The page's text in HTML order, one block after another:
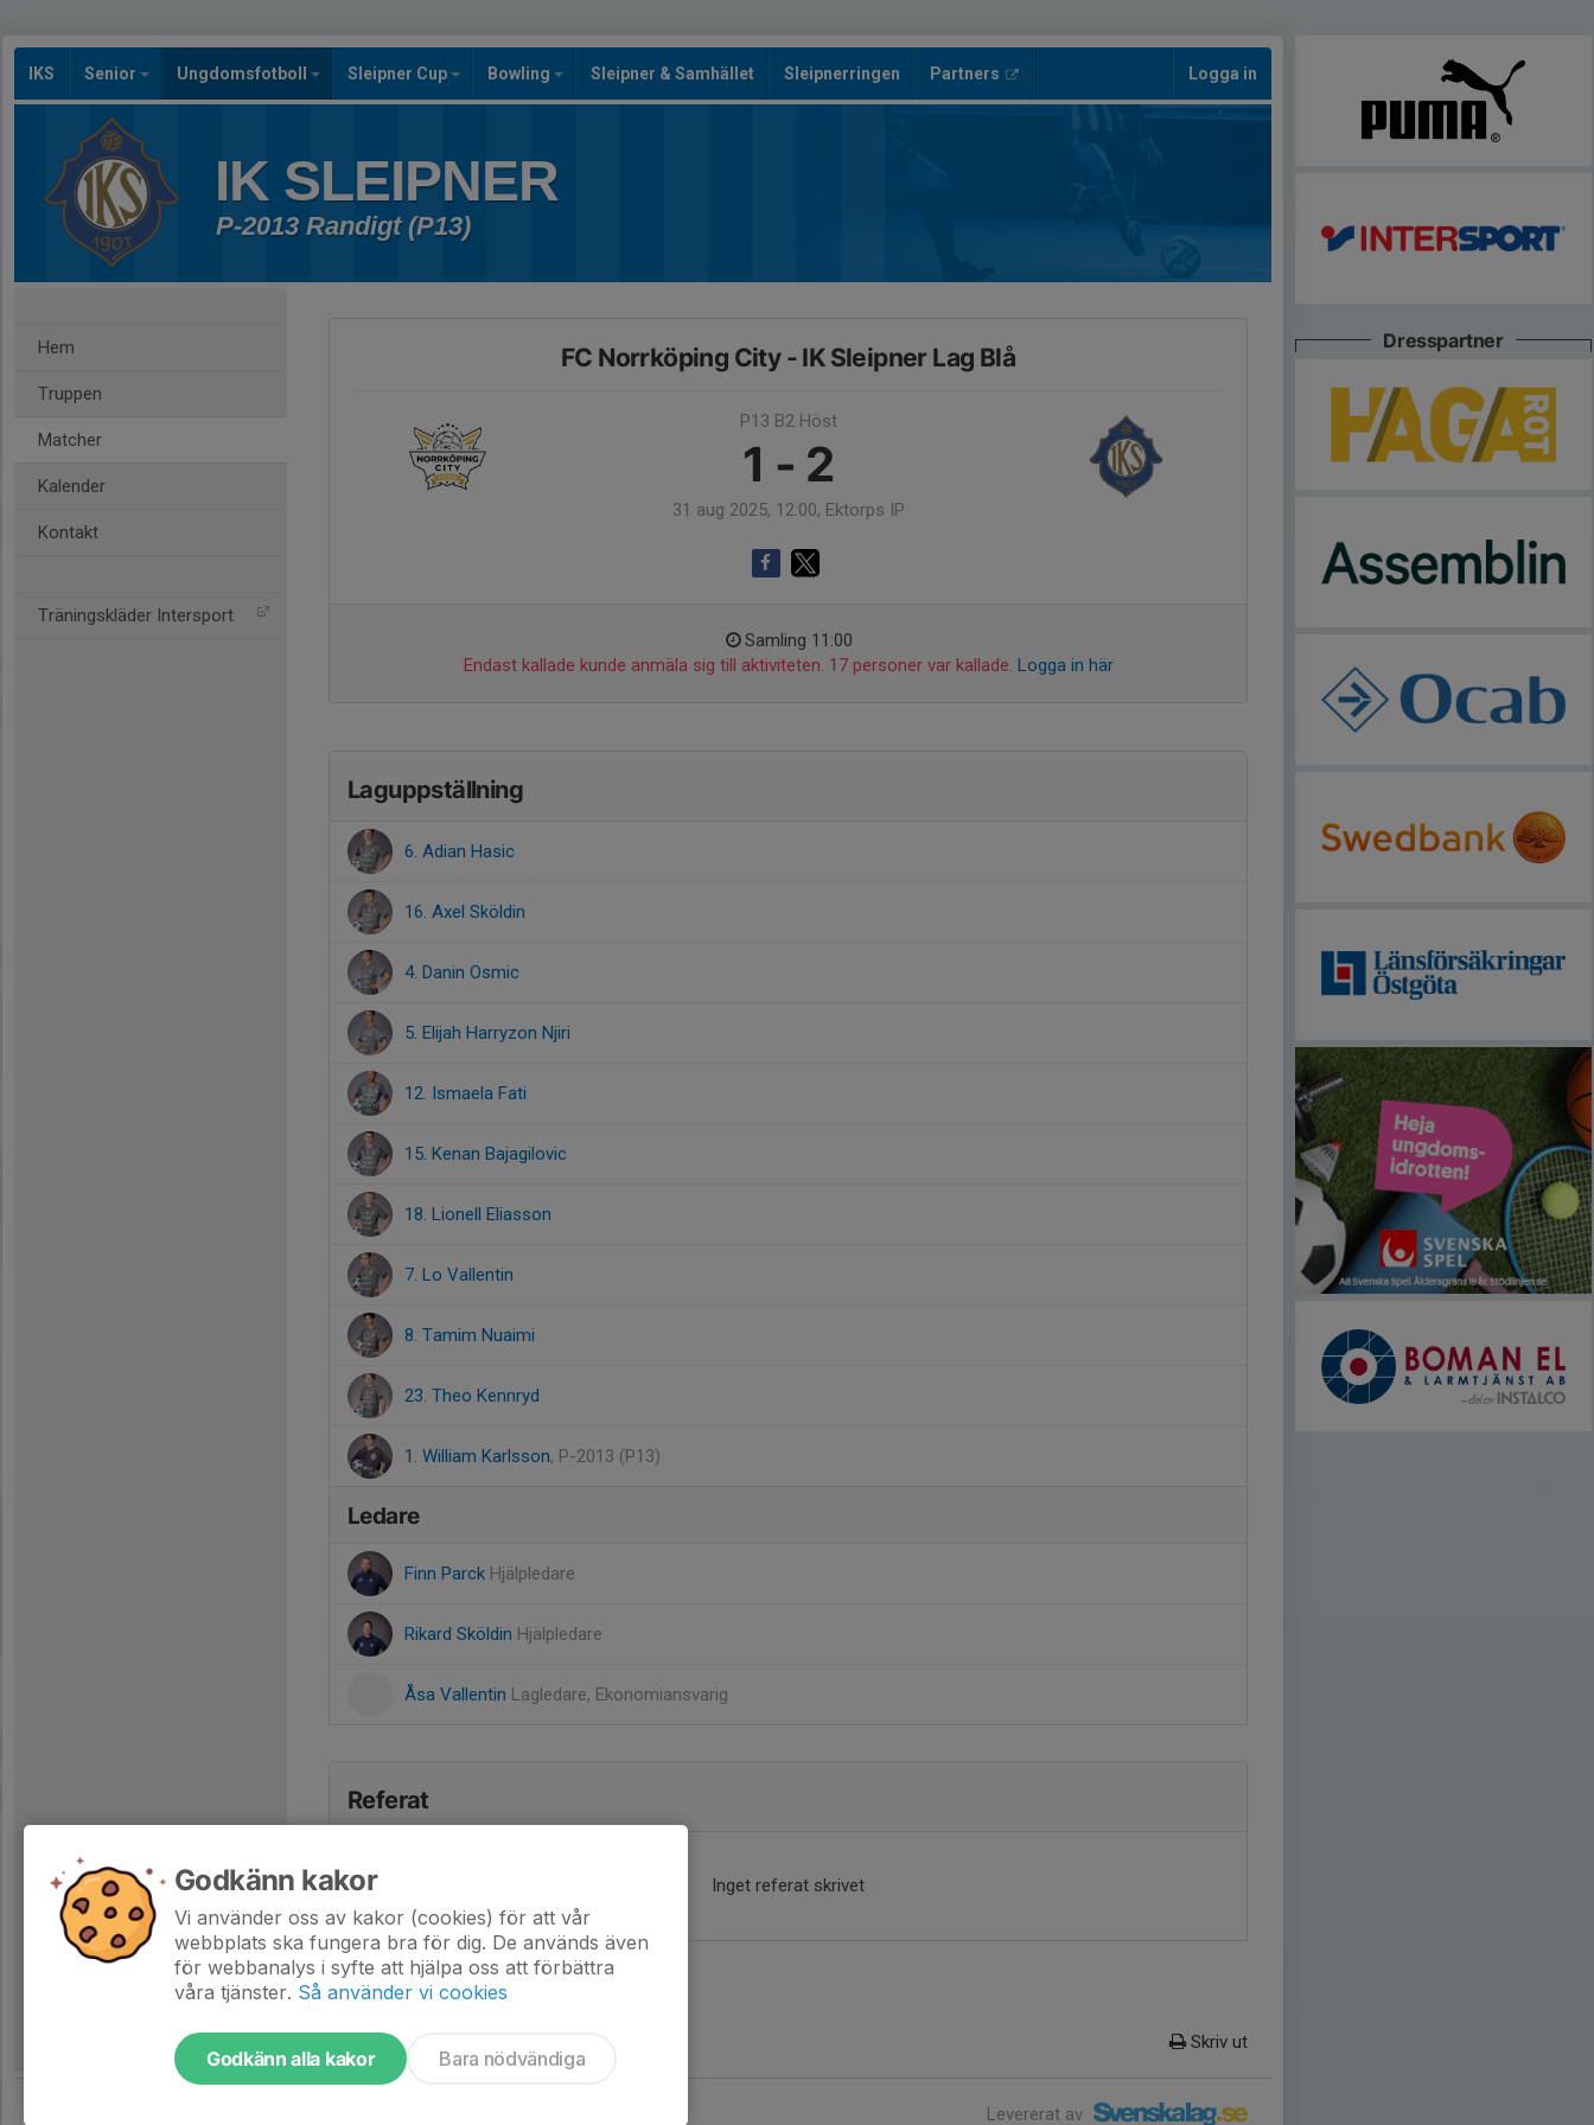
IKS Senior Ungdomsfotboll Sleipner Cup Bowling Sleipner & Samhället Sleipnerringen Partners Logga in
IK SLEIPNER
P-2013 Randigt (P13)
Hem
Truppen
Matcher
Kalender
Kontakt
Träningskläder Intersport
FC Norrköping City - IK Sleipner Lag Blå
P13 B2 Höst
1 - 2
31 aug 2025, 12:00, Ektorps IP
Samling 11:00
Endast kallade kunde anmäla sig till aktiviteten. 17 personer var kallade. Logga in här
Laguppställning
6. Adian Hasic
16. Axel Sköldin
4. Danin Osmic
5. Elijah Harryzon Njiri
12. Ismaela Fati
15. Kenan Bajagilovic
18. Lionell Eliasson
7. Lo Vallentin
8. Tamim Nuaimi
23. Theo Kennryd
1. William Karlsson, P-2013 (P13)
Ledare
Finn Parck Hjälpledare
Rikard Sköldin Hjälpledare
Åsa Vallentin Lagledare, Ekonomiansvarig
Referat
Inget referat skrivet
Skriv ut
Levererat av
Dresspartner
Godkänn kakor
Vi använder oss av kakor (cookies) för att vår
webbplats ska fungera bra för dig. De används även
för webbanalys i syfte att hjälpa oss att förbättra
våra tjänster. Så använder vi cookies
Godkänn alla kakor Bara nödvändiga